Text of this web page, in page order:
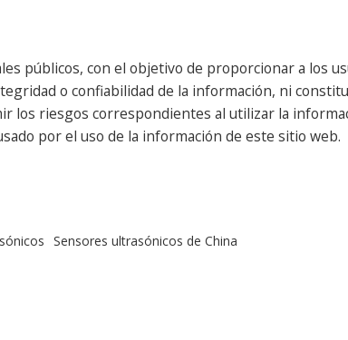
públicos, con el objetivo de proporcionar a los
o confiabilidad de la información, ni
los riesgos correspondientes al utilizar la
por el uso de la información de este sitio web.
Sensores ultrasónicos de China